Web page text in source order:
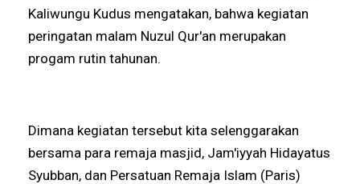
Kaliwungu Kudus mengatakan, bahwa kegiatan
peringatan malam Nuzul Qur'an merupakan
progam rutin tahunan.
Dimana kegiatan tersebut kita selenggarakan
bersama para remaja masjid, Jam'iyyah Hidayatus
Syubban, dan Persatuan Remaja Islam (Paris)